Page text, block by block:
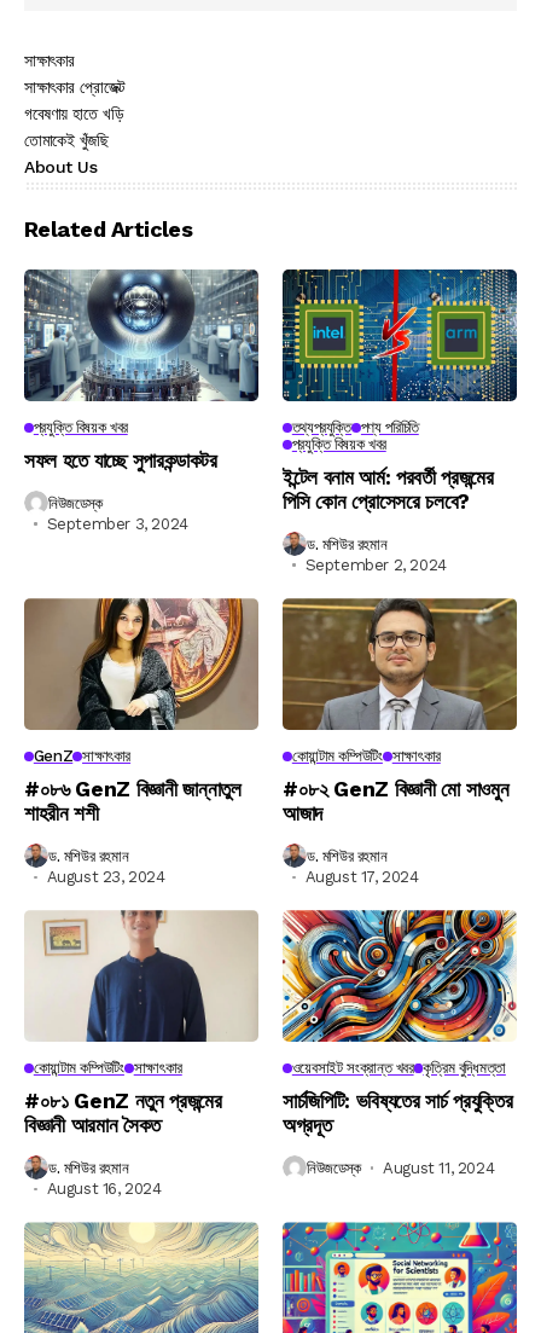
সাক্ষাৎকার
সাক্ষাৎকার প্রোজেক্ট
গবেষণায় হাতে খড়ি
তোমাকেই খুঁজছি
About Us
Related Articles
প্রযুক্তি বিষয়ক খবর
সফল হতে যাচ্ছে সুপারকন্ডাকটর
নিউজডেস্ক
September 3, 2024
তথ্যপ্রযুক্তি পণ্য পরিচিতি
প্রযুক্তি বিষয়ক খবর
ইন্টেল বনাম আর্ম: পরবর্তী প্রজন্মের
পিসি কোন প্রোসেসরে চলবে?
ড. মশিউর রহমান
September 2, 2024
GenZ সাক্ষাৎকার
#০৮৬ GenZ বিজ্ঞানী জান্নাতুল
শাহরীন শশী
ড. মশিউর রহমান
August 23, 2024
কোয়ান্টাম কম্পিউটিং সাক্ষাৎকার
#০৮২ GenZ বিজ্ঞানী মো সাওমুন
আজাদ
ড. মশিউর রহমান
August 17, 2024
কোয়ান্টাম কম্পিউটিং সাক্ষাৎকার
#০৮১ GenZ নতুন প্রজন্মের
বিজ্ঞানী আরমান সৈকত
ড. মশিউর রহমান
August 16, 2024
ওয়েবসাইট সংক্রান্ত খবর কৃত্রিম বুদ্ধিমত্তা
সার্চজিপিটি: ভবিষ্যতের সার্চ প্রযুক্তির
অগ্রদূত
নিউজডেস্ক August 11, 2024